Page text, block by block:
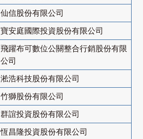
仙信股份有限公司
寶安庭國際投資股份有限公司
飛躍布可數位公關整合行銷股份有限
公司
淞浩科技股份有限公司
竹獅股份有限公司
群誼投資股份有限公司
恆昌隆投資股份有限公司